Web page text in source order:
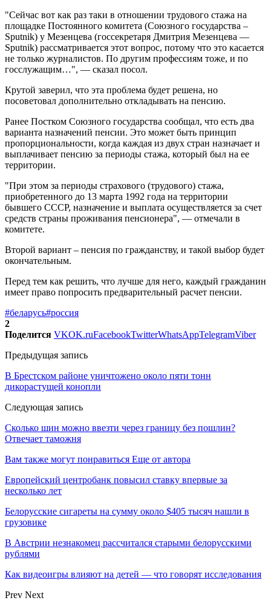
"Сейчас вот как раз таки в отношении трудового стажа на
площадке Постоянного комитета (Союзного государства –
Sputnik) у Мезенцева (госсекретаря Дмитрия Мезенцева —
Sputnik) рассматривается этот вопрос, потому что это касается
не только журналистов. По другим профессиям тоже, и по
госслужащим…", — сказал посол.
Крутой заверил, что эта проблема будет решена, но
посоветовал дополнительно откладывать на пенсию.
Ранее Постком Союзного государства сообщал, что есть два
варианта назначений пенсии. Это может быть принцип
пропорциональности, когда каждая из двух стран назначает и
выплачивает пенсию за периоды стажа, который был на ее
территории.
"При этом за периоды страхового (трудового) стажа,
приобретенного до 13 марта 1992 года на территории
бывшего СССР, назначение и выплата осуществляется за счет
средств страны проживания пенсионера", — отмечали в
комитете.
Второй вариант – пенсия по гражданству, и такой выбор будет
окончательным.
Перед тем как решить, что лучше для него, каждый гражданин
имеет право попросить предварительный расчет пенсии.
#беларусь#россия
2
Поделится VKOK.ruFacebookTwitterWhatsAppTelegramViber
Предыдущая запись
В Брестском районе уничтожено около пяти тонн
дикорастущей конопли
Следующая запись
Сколько шин можно ввезти через границу без пошлин?
Отвечает таможня
Вам также могут понравиться Еще от автора
Европейский центробанк повысил ставку впервые за
несколько лет
Белорусские сигареты на сумму около $405 тысяч нашли в
грузовике
В Австрии незнакомец рассчитался старыми белорусскими
рублями
Как видеоигры влияют на детей — что говорят исследования
Prev Next